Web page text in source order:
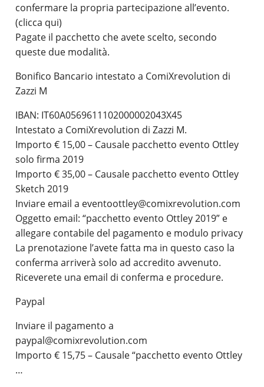
confermare la propria partecipazione all’evento.
(clicca qui)
Pagate il pacchetto che avete scelto, secondo
queste due modalità.
Bonifico Bancario intestato a ComiXrevolution di
Zazzi M
IBAN: IT60A0569611102000002043X45
Intestato a ComiXrevolution di Zazzi M.
Importo € 15,00 – Causale pacchetto evento Ottley
solo firma 2019
Importo € 35,00 – Causale pacchetto evento Ottley
Sketch 2019
Inviare email a eventoottley@comixrevolution.com
Oggetto email: “pacchetto evento Ottley 2019” e
allegare contabile del pagamento e modulo privacy
La prenotazione l’avete fatta ma in questo caso la
conferma arriverà solo ad accredito avvenuto.
Riceverete una email di conferma e procedure.
Paypal
Inviare il pagamento a
paypal@comixrevolution.com
Importo € 15,75 – Causale “pacchetto evento Ottley
…